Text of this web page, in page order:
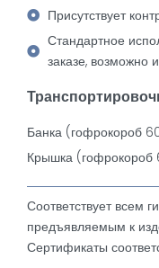
Присутствует
Стандартное
заказе, возможно
Банка (гофрокороб
Крышка
Соответствует всем
предъявляемым к
Сертификаты